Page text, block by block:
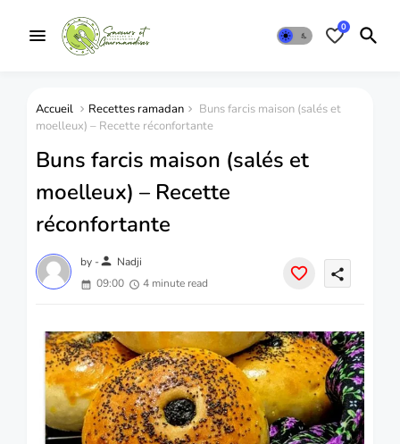
0
Accueil Recettes ramadan
Buns farcis maison (salés et
moelleux) – Recette réconfortante
Buns farcis maison (salés et
moelleux) – Recette
réconfortante
by -person Nadji
09:00
4 minute read
share